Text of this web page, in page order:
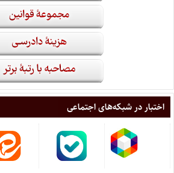
اختبار در شبکه‌های اجتماعی